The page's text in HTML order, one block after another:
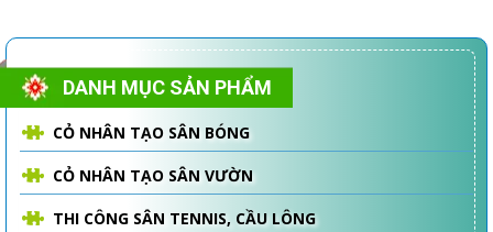
DANH MỤC SẢN PHẨM
CỎ NHÂN TẠO SÂN BÓNG
CỎ NHÂN TẠO SÂN VƯỜN
THI CÔNG SÂN TENNIS, CẦU LÔNG